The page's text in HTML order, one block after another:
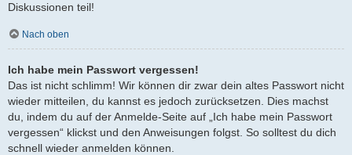
Diskussionen teil!
Nach oben
Ich habe mein Passwort vergessen!
Das ist nicht schlimm! Wir können dir zwar dein altes Passwort nicht
wieder mitteilen, du kannst es jedoch zurücksetzen. Dies machst
du, indem du auf der Anmelde-Seite auf „Ich habe mein Passwort
vergessen“ klickst und den Anweisungen folgst. So solltest du dich
schnell wieder anmelden können.